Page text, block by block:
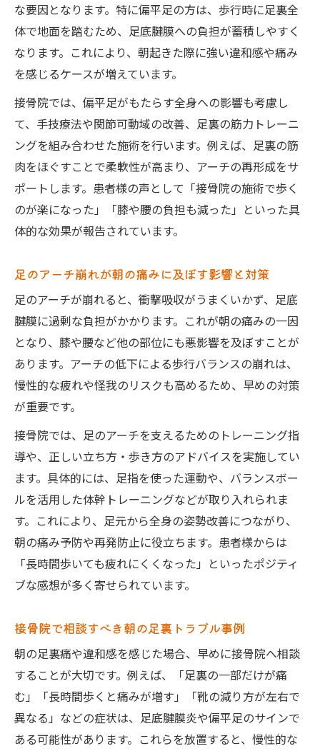
な要因となります。特に偏平足の方は、歩行時に足裏全
体で地面を踏むため、足底腱膜への負担が蓄積しやすく
なります。これにより、朝起きた際に強い違和感や痛み
を感じるケースが増えています。
接骨院では、偏平足がもたらす全身への影響も考慮し
て、手技療法や関節可動域の改善、足裏の筋力トレーニ
ングを組み合わせた施術を行います。例えば、足裏の筋
肉をほぐすことで柔軟性が高まり、アーチの再形成をサ
ポートします。患者様の声として「接骨院の施術で歩く
のが楽になった」「膝や腰の負担も減った」といった具
体的な効果が報告されています。
足のアーチ崩れが朝の痛みに及ぼす影響と対策
足のアーチが崩れると、衝撃吸収がうまくいかず、足底
腱膜に過剰な負担がかかります。これが朝の痛みの一因
となり、膝や腰など他の部位にも悪影響を及ぼすことが
あります。アーチの低下による歩行バランスの崩れは、
慢性的な疲れや怪我のリスクも高めるため、早めの対策
が重要です。
接骨院では、足のアーチを支えるためのトレーニング指
導や、正しい立ち方・歩き方のアドバイスを実施してい
ます。具体的には、足指を使った運動や、バランスボー
ルを活用した体幹トレーニングなどが取り入れられま
す。これにより、足元から全身の姿勢改善につながり、
朝の痛み予防や再発防止に役立ちます。患者様からは
「長時間歩いても疲れにくくなった」といったポジティ
ブな感想が多く寄せられています。
接骨院で相談すべき朝の足裏トラブル事例
朝の足裏痛や違和感を感じた場合、早めに接骨院へ相談
することが大切です。例えば、「足裏の一部だけが痛
む」「長時間歩くと痛みが増す」「靴の減り方が左右で
異なる」などの症状は、足底腱膜炎や偏平足のサインで
ある可能性があります。これらを放置すると、慢性的な